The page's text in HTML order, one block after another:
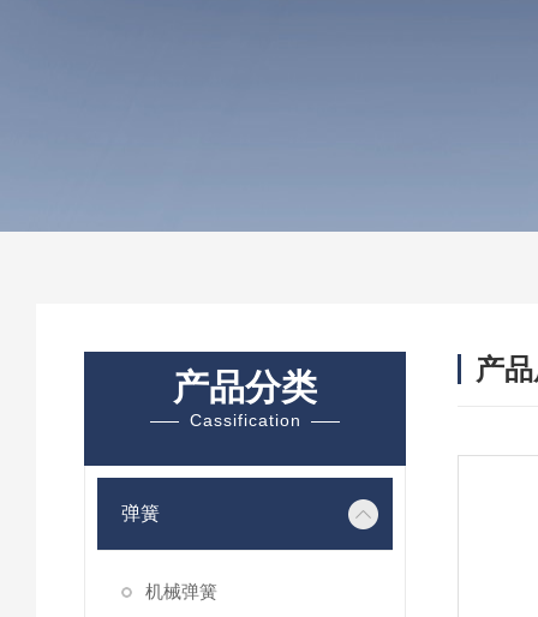
产品分类
Cassification
弹簧
机械弹簧
产